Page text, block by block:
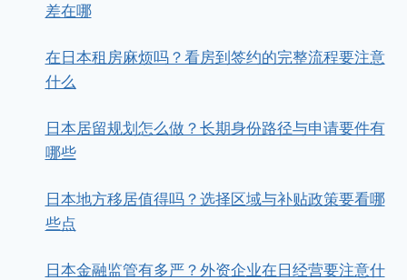
差在哪
在日本租房麻烦吗？看房到签约的完整流程要注意
什么
日本居留规划怎么做？长期身份路径与申请要件有
哪些
日本地方移居值得吗？选择区域与补贴政策要看哪
些点
日本金融监管有多严？外资企业在日经营要注意什